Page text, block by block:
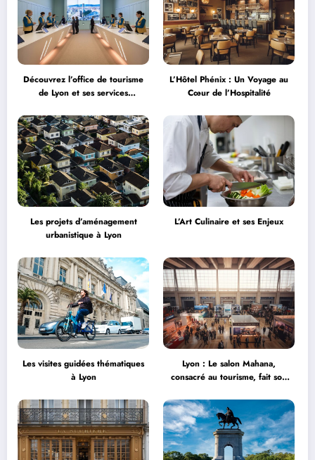
Découvrez l’office de tourisme
de Lyon et ses services
L’Hôtel Phénix : Un Voyage au
Cœur de l’Hospitalité
Les projets d’aménagement
urbanistique à Lyon
L’Art Culinaire et ses Enjeux
Les visites guidées thématiques
à Lyon
Lyon : Le salon Mahana,
consacré au tourisme, fait son
Garnier